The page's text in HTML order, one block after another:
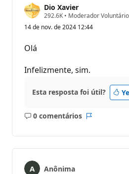
Dio Xavier
292.6K P
n
e
r
p
u
a
ç
o
• Moderador Voluntário
14 de nov. de 2024 12:44
Olá
Infelizmente, sim.
Esta resposta foi útil?
0 comentários
Sem
Anônima